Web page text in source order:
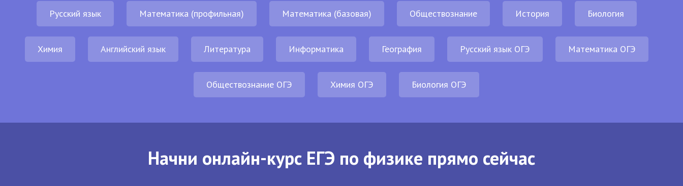
Русский язык Математика (профильная) Математика (базовая) Обществознание История Биология
Химия Английский язык Литература Информатика География Русский язык ОГЭ Математика ОГЭ
Обществознание ОГЭ Химия ОГЭ Биология ОГЭ
Начни онлайн-курс ЕГЭ по физике прямо сейчас